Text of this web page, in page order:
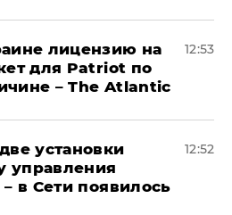
лицензию на
для Patriot по
– The Atlantic
12:53
установки
управления
в Сети появилось
12:52